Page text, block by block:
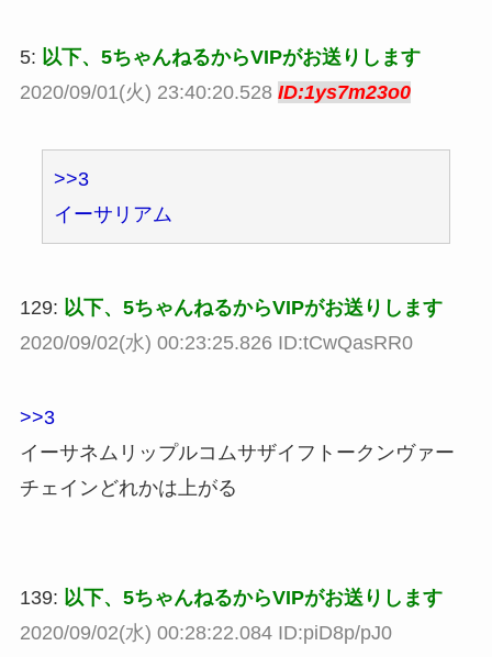
5: 以下、5ちゃんねるからVIPがお送りします
2020/09/01(火) 23:40:20.528 ID:1ys7m23o0
>>3
イーサリアム
129: 以下、5ちゃんねるからVIPがお送りします
2020/09/02(水) 00:23:25.826 ID:tCwQasRR0
>>3
イーサネムリップルコムサザイフトークンヴァー
チェインどれかは上がる
139: 以下、5ちゃんねるからVIPがお送りします
2020/09/02(水) 00:28:22.084 ID:piD8p/pJ0